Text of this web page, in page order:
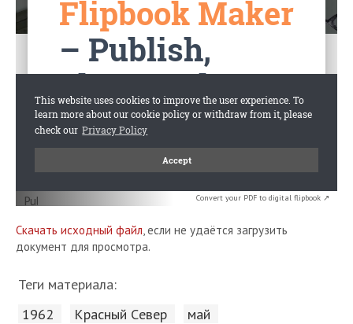
Convert your PDF to digital flipbook ↗
Скачать исходный файл, если не удаётся загрузить
документ для просмотра.
Теги материала:
1962 Красный Cевер май